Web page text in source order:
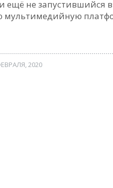
ещё не запустившийся
мультимедийную
2020